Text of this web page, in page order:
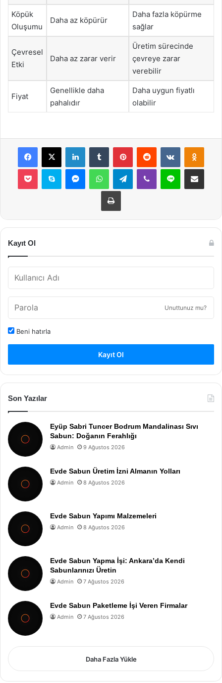
Köpük
Oluşumu
Daha az köpürür
Daha fazla köpürme
sağlar
Çevresel
Etki
Daha az zarar verir
Üretim sürecinde
çevreye zarar
verebilir
Fiyat
Genellikle daha
pahalıdır
Daha uygun fiyatlı
olabilir
Facebook
X LinkedInTumblr PinterestReddit VKontakte
Pocket Skype MessengerWhatsAppTelegramViber Line E-Posta ile
Yazdır
Kayıt Ol
Unuttunuz mu?
Beni hatırla
Kayıt Ol
Son Yazılar
Eyüp Sabri Tuncer Bodrum Mandalinası Sıvı
Sabun: Doğanın Ferahlığı
Admin 9 Ağustos 2026
Evde Sabun Üretim İzni Almanın Yolları
Admin 8 Ağustos 2026
Evde Sabun Yapımı Malzemeleri
Admin 8 Ağustos 2026
Evde Sabun Yapma İşi: Ankara’da Kendi
Sabunlarınızı Üretin
Admin 7 Ağustos 2026
Evde Sabun Paketleme İşi Veren Firmalar
Admin 7 Ağustos 2026
Daha Fazla Yükle